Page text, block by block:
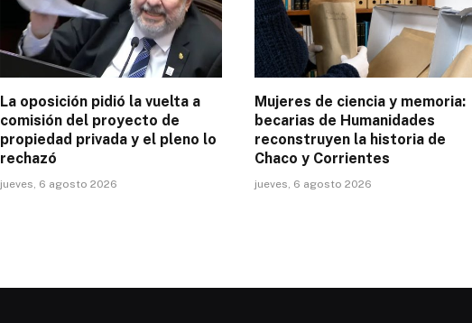
La oposición pidió la vuelta a
comisión del proyecto de
propiedad privada y el pleno lo
rechazó
jueves, 6 agosto 2026
Mujeres de ciencia y memoria:
becarias de Humanidades
reconstruyen la historia de
Chaco y Corrientes
jueves, 6 agosto 2026